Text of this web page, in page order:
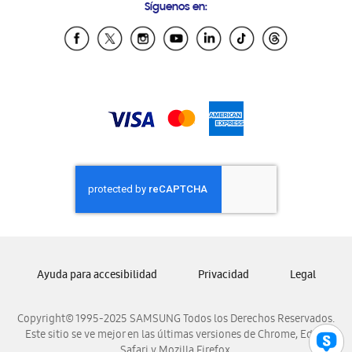
Samsung Ecuador
Samsung El Salvador
Samsung Nicaragua
Samsung Panamá
Samsung República Dominicana
Samsung Venezuela
Síguenos en:
Copyright© 1995-2025 SAMSUNG Todos los Derechos Reservados.
Este sitio se ve mejor en las últimas versiones de Chrome, Edge,
Ayuda para accesibilidad Privacidad Legal